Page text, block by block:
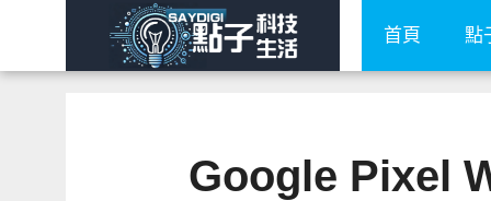
首頁 點
Google Pixel